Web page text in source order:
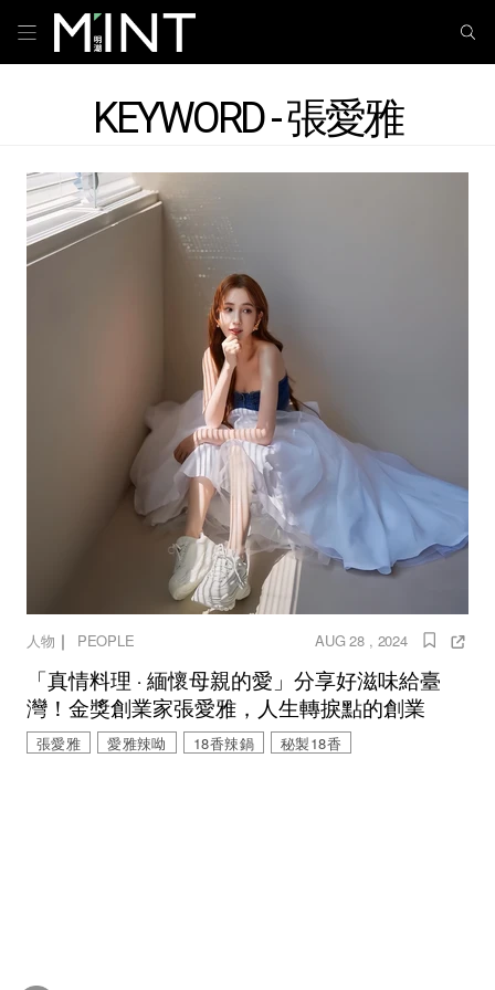
KEYWORD - 張愛雅
人物 ｜ PEOPLE AUG 28 , 2024
「真情料理 ‧ 緬懷母親的愛」分享好滋味給臺
灣！金獎創業家張愛雅，人生轉捩點的創業
張愛雅 愛雅辣呦 18香辣鍋 秘製18香